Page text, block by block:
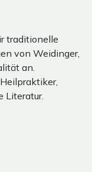
traditionelle
von Weidinger,
an.
Literatur.